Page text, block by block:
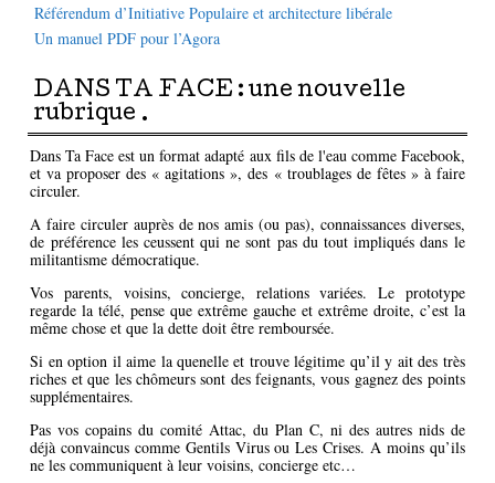
Référendum d’Initiative Populaire et architecture libérale
Un manuel PDF pour l’Agora
DANS TA FACE : une nouvelle
rubrique .
Dans Ta Face est un format adapté aux fils de l'eau comme Facebook,
et va proposer des « agitations », des « troublages de fêtes » à faire
circuler.
A faire circuler auprès de nos amis (ou pas), connaissances diverses,
de préférence les ceussent qui ne sont pas du tout impliqués dans le
militantisme démocratique.
Vos parents, voisins, concierge, relations variées. Le prototype
regarde la télé, pense que extrême gauche et extrême droite, c’est la
même chose et que la dette doit être remboursée.
Si en option il aime la quenelle et trouve légitime qu’il y ait des très
riches et que les chômeurs sont des feignants, vous gagnez des points
supplémentaires.
Pas vos copains du comité Attac, du Plan C, ni des autres nids de
déjà convaincus comme Gentils Virus ou Les Crises. A moins qu’ils
ne les communiquent à leur voisins, concierge etc…